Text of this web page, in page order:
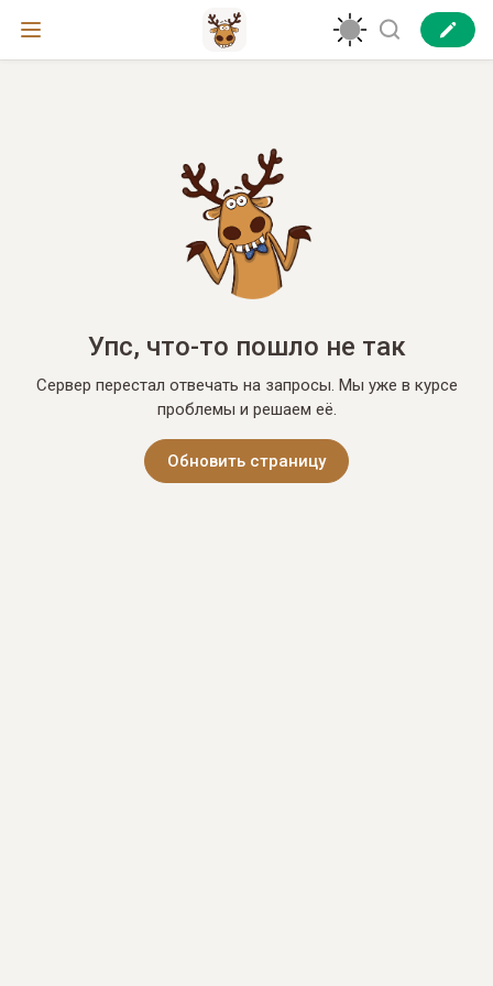
Упс, что-то пошло не так
Сервер перестал отвечать на запросы. Мы уже в курсе
проблемы и решаем её.
Обновить страницу